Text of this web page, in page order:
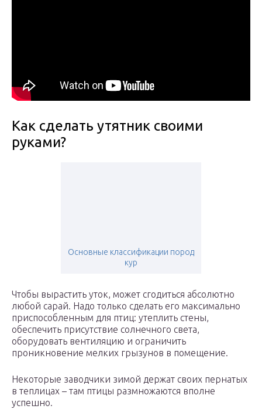
Как сделать утятник своими
руками?
Основные классификации пород
кур
Чтобы вырастить уток, может сгодиться абсолютно
любой сарай. Надо только сделать его максимально
приспособленным для птиц: утеплить стены,
обеспечить присутствие солнечного света,
оборудовать вентиляцию и ограничить
проникновение мелких грызунов в помещение.
Некоторые заводчики зимой держат своих пернатых
в теплицах – там птицы размножаются вполне
успешно.